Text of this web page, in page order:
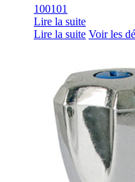
100101
Lire la suite
Lire la suite Voir les